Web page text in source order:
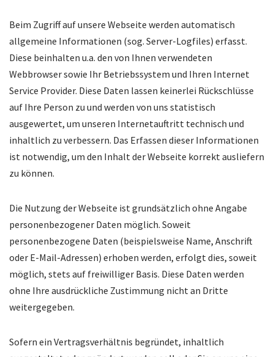
Beim Zugriff auf unsere Webseite werden automatisch
allgemeine Informationen (sog. Server-Logfiles) erfasst.
Diese beinhalten u.a. den von Ihnen verwendeten
Webbrowser sowie Ihr Betriebssystem und Ihren Internet
Service Provider. Diese Daten lassen keinerlei Rückschlüsse
auf Ihre Person zu und werden von uns statistisch
ausgewertet, um unseren Internetauftritt technisch und
inhaltlich zu verbessern. Das Erfassen dieser Informationen
ist notwendig, um den Inhalt der Webseite korrekt ausliefern
zu können.
Die Nutzung der Webseite ist grundsätzlich ohne Angabe
personenbezogener Daten möglich. Soweit
personenbezogene Daten (beispielsweise Name, Anschrift
oder E-Mail-Adressen) erhoben werden, erfolgt dies, soweit
möglich, stets auf freiwilliger Basis. Diese Daten werden
ohne Ihre ausdrückliche Zustimmung nicht an Dritte
weitergegeben.
Sofern ein Vertragsverhältnis begründet, inhaltlich